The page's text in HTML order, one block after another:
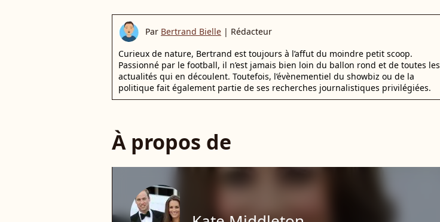
Par Bertrand Bielle | Rédacteur
Curieux de nature, Bertrand est toujours à l’affut du moindre petit scoop.
Passionné par le football, il n’est jamais bien loin du ballon rond et de toutes les
actualités qui en découlent. Toutefois, l’évènementiel du showbiz ou de la
politique fait également partie de ses recherches journalistiques privilégiées.
À propos de